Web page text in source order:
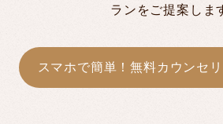
ランをご提案しま
スマホで簡単！無料カウンセ